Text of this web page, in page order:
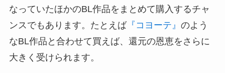
なっていたほかのBL作品をまとめて購入するチャ
ンスでもあります。たとえば『コヨーテ』 のよう
なBL作品と合わせて買えば、還元の恩恵をさらに
大きく受けられます。